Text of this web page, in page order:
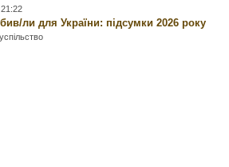
ли для України: підсумки 2026 року